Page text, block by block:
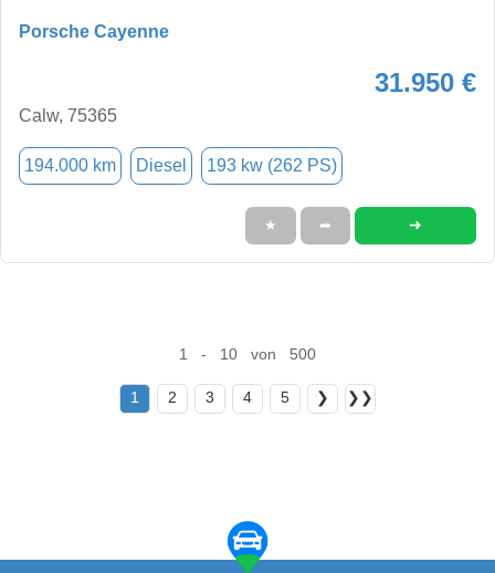
Porsche Cayenne
31.950 €
Calw, 75365
194.000 km Diesel 193 kw (262 PS)
★ ➦ ➜
1 - 10 von 500
1 2 3 4 5 ❯ ❯❯